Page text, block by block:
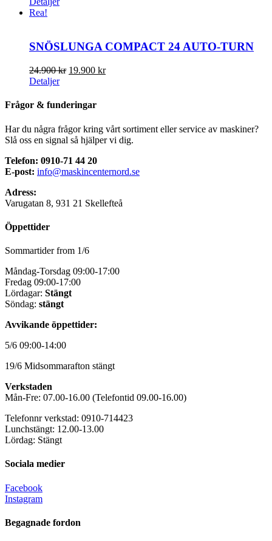
Rea!
SNÖSLUNGA COMPACT 24 AUTO-TURN
24.900kr Det
var:
24.900 kr.
19.900 krDet
Detaljer
Frågor & funderingar
Har du några frågor kring vårt sortiment eller service av maskiner?
Slå oss en signal så hjälper vi dig.
Telefon: 0910-71 44 20
E-post: info@maskincenternord.se
Adress:
Varugatan 8, 931 21 Skellefteå
Öppettider
Sommartider from 1/6
Måndag-Torsdag 09:00-17:00
Fredag 09:00-17:00
Lördagar: Stängt
Söndag: stängt
Avvikande öppettider:
5/6 09:00-14:00
19/6 Midsommarafton stängt
Verkstaden
Mån-Fre: 07.00-16.00 (Telefontid 09.00-16.00)
Telefonnr verkstad: 0910-714423
Lunchstängt: 12.00-13.00
Lördag: Stängt
Sociala medier
Facebook
Instagram
Begagnade fordon